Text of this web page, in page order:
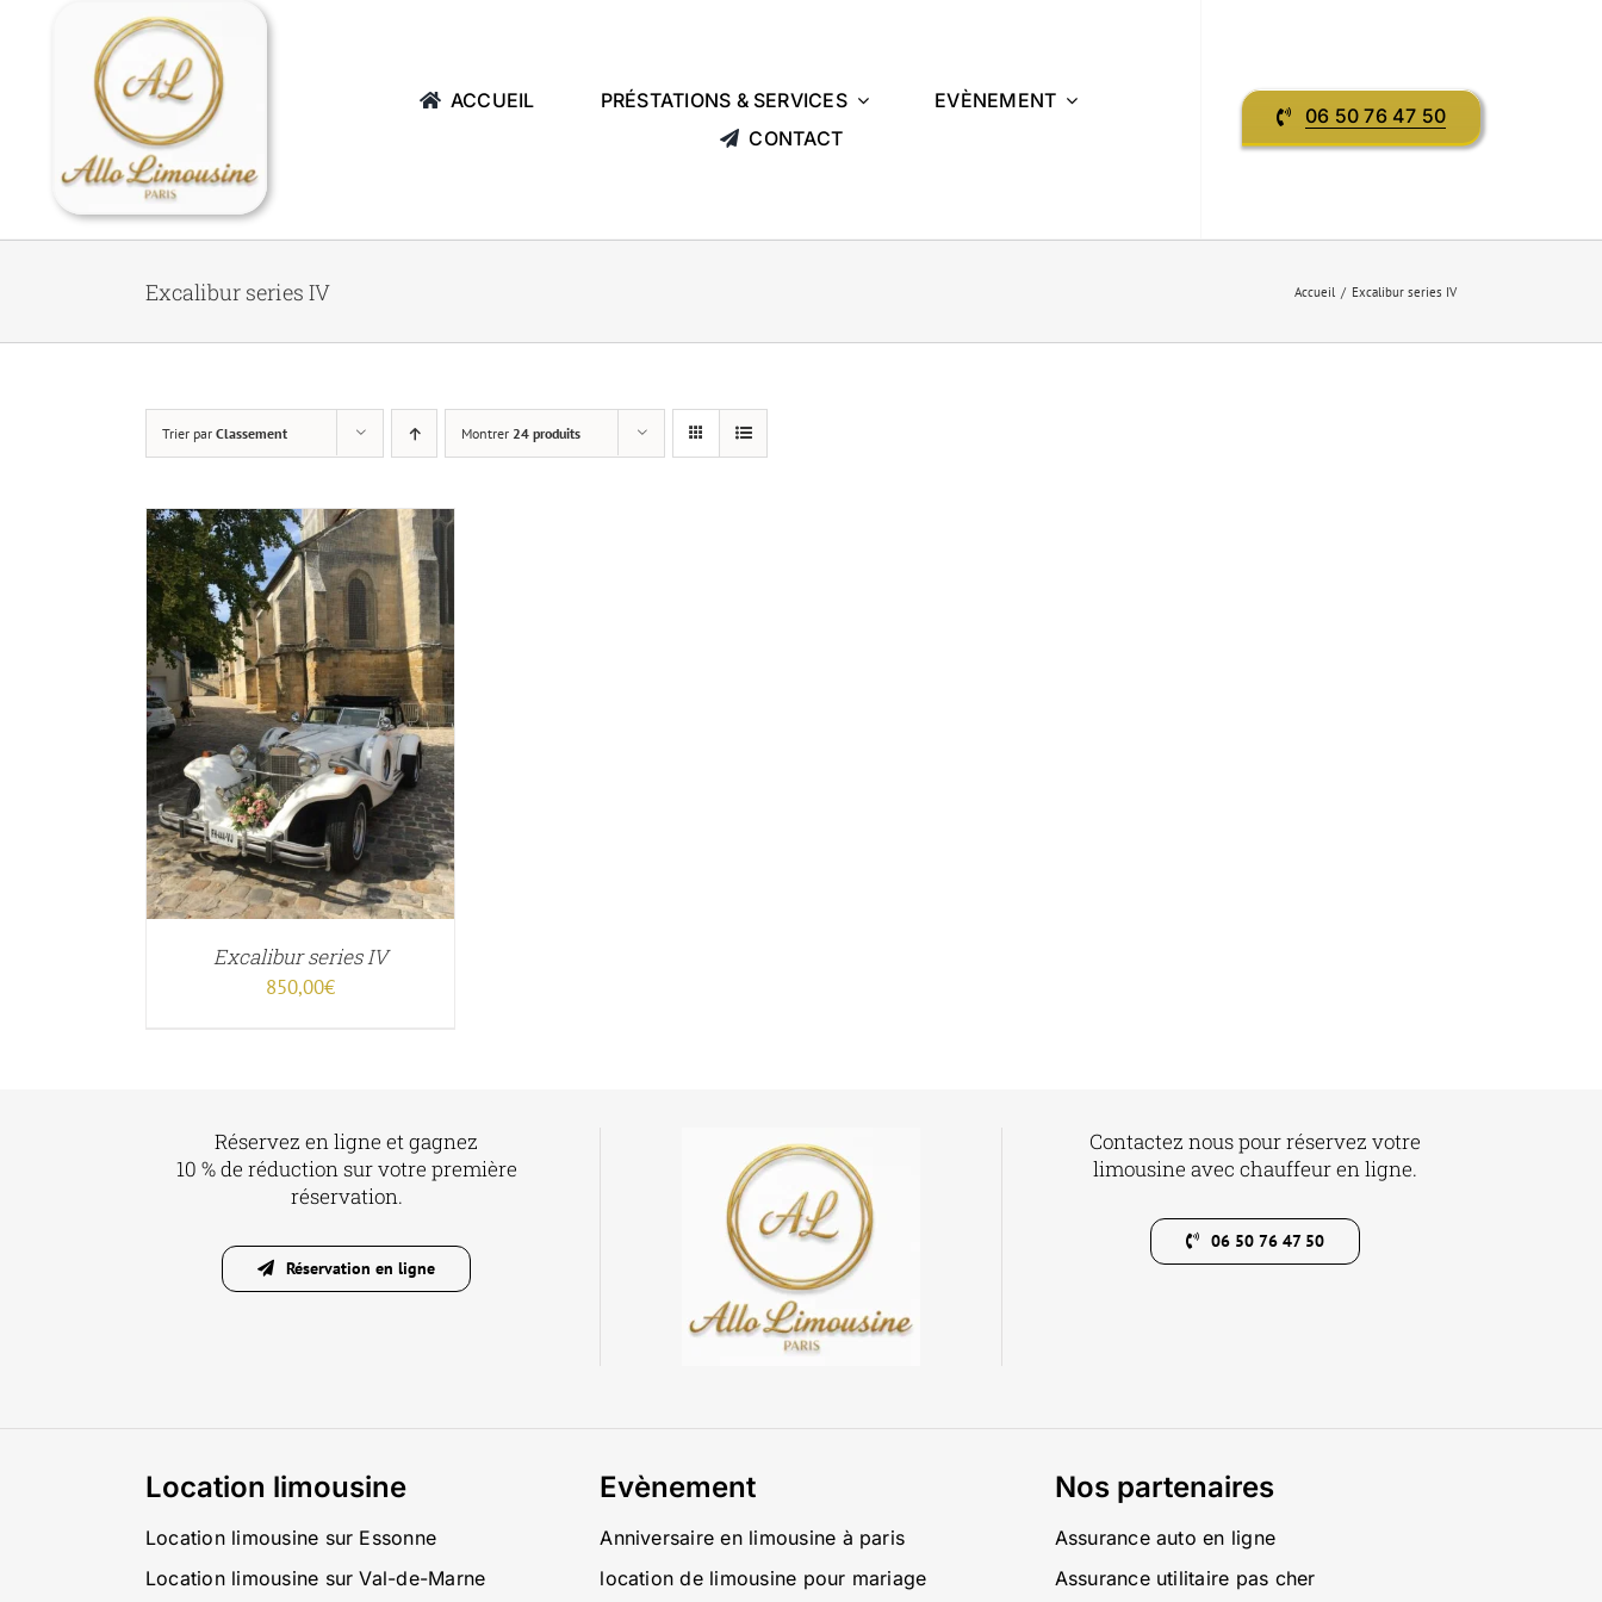
ACCUEIL PRÉSTATIONS & SERVICES
EVÈNEMENT
CONTACT
06 50 76 47 50
Excalibur series IV Accueil Excalibur series IV
Trier par Classement Montrer 24 produits
Excalibur series IV
850,00€
Réservez en ligne et gagnez
10 % de réduction sur votre première
réservation.
Réservation en ligne
Contactez nous pour réservez votre
limousine avec chauffeur en ligne.
06 50 76 47 50
Location limousine
Location limousine sur Essonne
Location limousine sur Val-de-Marne
Evènement
Anniversaire en limousine à paris
location de limousine pour mariage
Nos partenaires
Assurance auto en ligne
Assurance utilitaire pas cher